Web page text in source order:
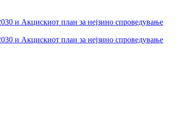
и Акцискиот план за нејзино спроведување
и Акцискиот план за нејзино спроведување